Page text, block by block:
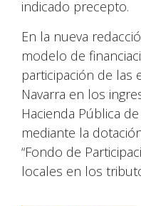
indicado precepto.
En la nueva
modelo de
participación de las
Navarra en los
Hacienda Pública
mediante la
“Fondo de
locales en los